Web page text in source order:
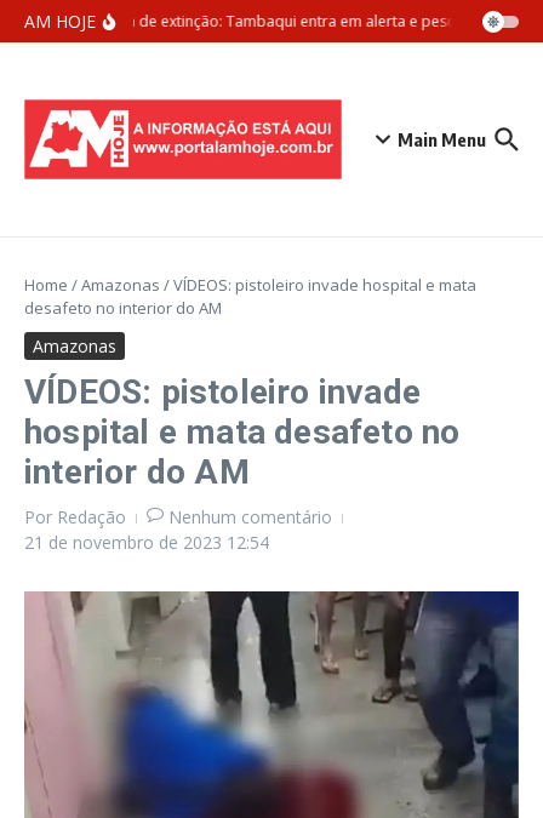
Ir para o conteúdo
AM HOJEAmeaça de extinção: Tambaqui entra em alerta e pesca pode ser
Main Menu
Home /Amazonas /VÍDEOS: pistoleiro invade hospital e mata
desafeto no interior do AM
Amazonas
VÍDEOS: pistoleiro invade
hospital e mata desafeto no
interior do AM
Por Redação
Nenhum comentário
21 de novembro de 2023 12:54